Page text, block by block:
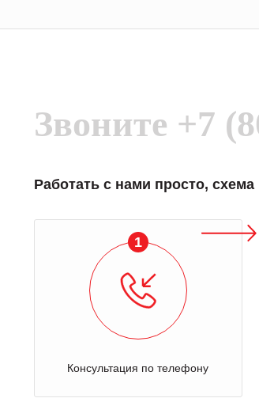
Звоните +7
Работать с нами просто,
1
Консультация по телефону